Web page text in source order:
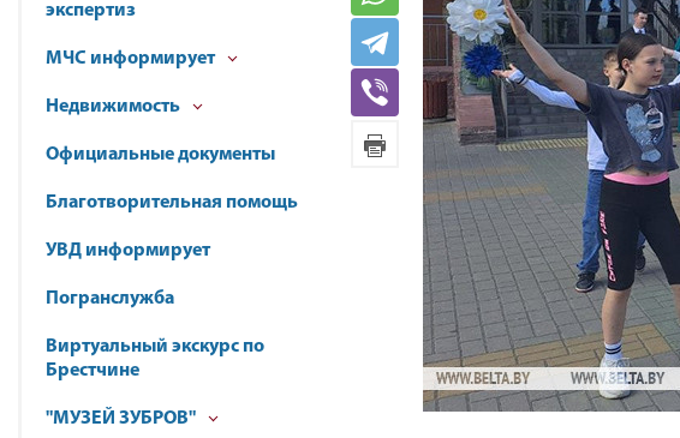
экспертиз
МЧС информирует
Недвижимость
Официальные документы
Благотворительная помощь
УВД информирует
Погранслужба
Виртуальный экскурс по
Брестчине
"МУЗЕЙ ЗУБРОВ"